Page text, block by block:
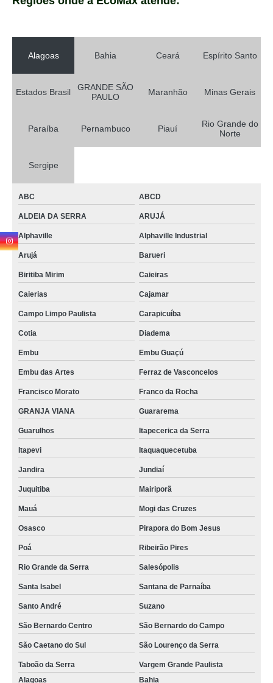
Alagoas Bahia Ceará Espírito Santo
Estados Brasil
GRANDE SÃO
PAULO
Maranhão Minas Gerais
Paraíba Pernambuco Piauí
Rio Grande do
Norte
Sergipe
ABC ABCD
ALDEIA DA SERRA ARUJÁ
Alphaville Alphaville Industrial
Arujá Barueri
Biritiba Mirim Caieiras
Caierias Cajamar
Campo Limpo Paulista Carapicuíba
Cotia Diadema
Embu Embu Guaçú
Embu das Artes Ferraz de Vasconcelos
Francisco Morato Franco da Rocha
GRANJA VIANA Guararema
Guarulhos Itapecerica da Serra
Itapevi Itaquaquecetuba
Jandira Jundiaí
Juquitiba Mairiporã
Mauá Mogi das Cruzes
Osasco Pirapora do Bom Jesus
Poá Ribeirão Pires
Rio Grande da Serra Salesópolis
Santa Isabel Santana de Parnaíba
Santo André Suzano
São Bernardo Centro São Bernardo do Campo
São Caetano do Sul São Lourenço da Serra
Taboão da Serra
Vargem Grande Paulista
Alagoas
Bahia